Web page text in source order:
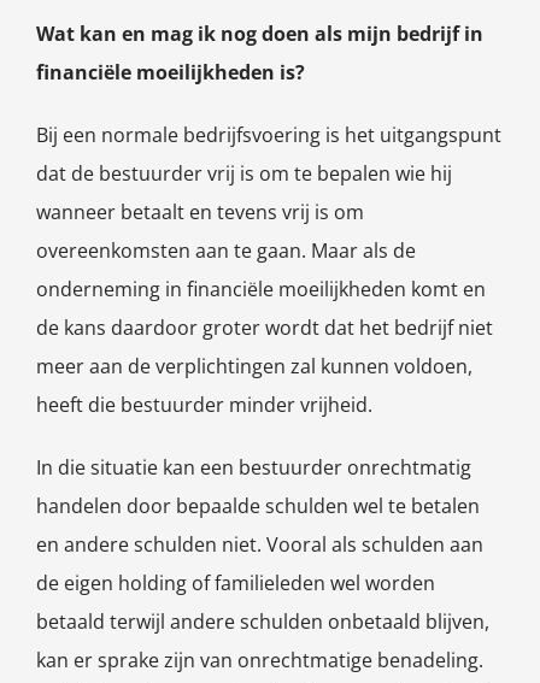
Wat kan en mag ik nog doen als mijn bedrijf in
financiële moeilijkheden is?
Bij een normale bedrijfsvoering is het uitgangspunt
dat de bestuurder vrij is om te bepalen wie hij
wanneer betaalt en tevens vrij is om
overeenkomsten aan te gaan. Maar als de
onderneming in financiële moeilijkheden komt en
de kans daardoor groter wordt dat het bedrijf niet
meer aan de verplichtingen zal kunnen voldoen,
heeft die bestuurder minder vrijheid.
In die situatie kan een bestuurder onrechtmatig
handelen door bepaalde schulden wel te betalen
en andere schulden niet. Vooral als schulden aan
de eigen holding of familieleden wel worden
betaald terwijl andere schulden onbetaald blijven,
kan er sprake zijn van onrechtmatige benadeling.